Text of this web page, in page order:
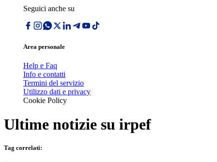
Seguici anche su
Area personale
Help e Faq
Info e contatti
Termini del servizio
Utilizzo dati e privacy
Cookie Policy
Ultime notizie su irpef
Tag correlati: